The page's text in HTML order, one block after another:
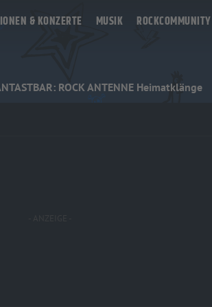
& KONZERTE MUSIK ROCKCOMMUNITY
ROCK ANTENNE Heimatklänge